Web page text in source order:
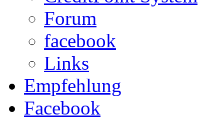
Forum
facebook
Links
Empfehlung
Facebook